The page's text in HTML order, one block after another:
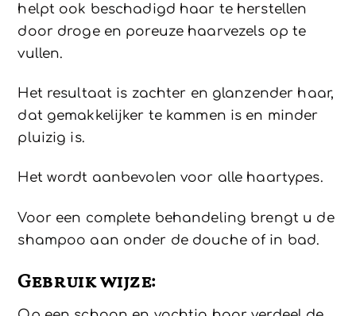
helpt ook beschadigd haar te herstellen
door droge en poreuze haarvezels op te
vullen.
Het resultaat is zachter en glanzender haar,
dat gemakkelijker te kammen is en minder
pluizig is.
Het wordt aanbevolen voor alle haartypes.
Voor een complete behandeling brengt u de
shampoo aan onder de douche of in bad.
Gebruik wijze: